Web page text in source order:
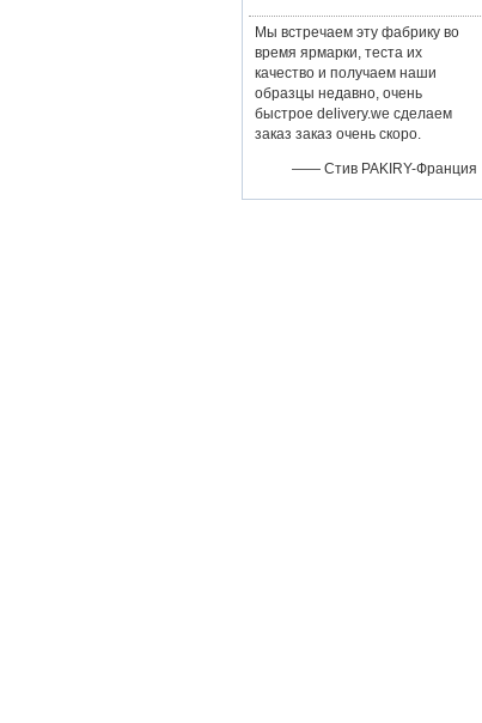
Мы встречаем эту фабрику во
время ярмарки, теста их
качество и получаем наши
образцы недавно, очень
быстрое delivery.we сделаем
заказ заказ очень скоро.
—— Стив PAKIRY-Франция